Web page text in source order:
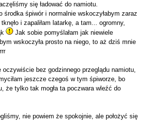
się ładować do namiotu.
środka śpiwór i normalnie wskoczyłabym zaraz
i zapaliłam latarkę, a tam... ogromny,
Jak sobie pomyślałam jak niewiele
wskoczyła prosto na niego, to aż dziś mnie
oczywiście bez godzinnego przeglądu namiotu,
jeszcze czegoś w tym śpiworze, bo
że tylko tak mogła ta poczwara wleźć do
nie powiem że spokojnie, ale położyć się